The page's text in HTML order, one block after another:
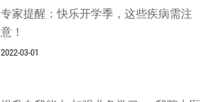
专家提醒：快乐开学季，这些疾病需注
意！
2022-03-01